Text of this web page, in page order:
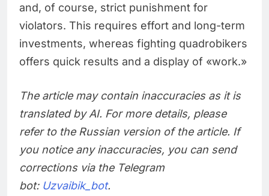
and, of course, strict punishment for
violators. This requires effort and long-term
investments, whereas fighting quadrobikers
offers quick results and a display of «work.»
The article may contain inaccuracies as it is
translated by AI. For more details, please
refer to the Russian version of the article. If
you notice any inaccuracies, you can send
corrections via the Telegram
bot: Uzvaibik_bot.